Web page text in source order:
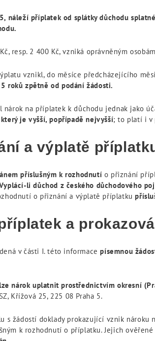
náleží příplatek od splátky důchodu
resp. 2 400 Kč, vzniká oprávněným
vznikl, do měsíce předcházejícího
roků zpětně od podání žádosti.
nárok na příplatek k důchodu jednak jako
který je vyšší, popřípadě nejvyšší; to platí i v
a výplatě
příslušným k rozhodnutí o přiznání
li důchod z českého důchodového
o přiznání a výplatě příplatku
a
v části I. této informacepísemnou
nárok uplatnit prostřednictvím okresní
Křížová 25, 225 08 Praha 5.
s žádostí doklady prokazující vznik
k rozhodnutí o příplatku. Jejich